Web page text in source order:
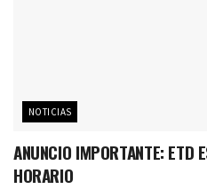
NOTICIAS
ANUNCIO IMPORTANTE: ETD
HORARIO